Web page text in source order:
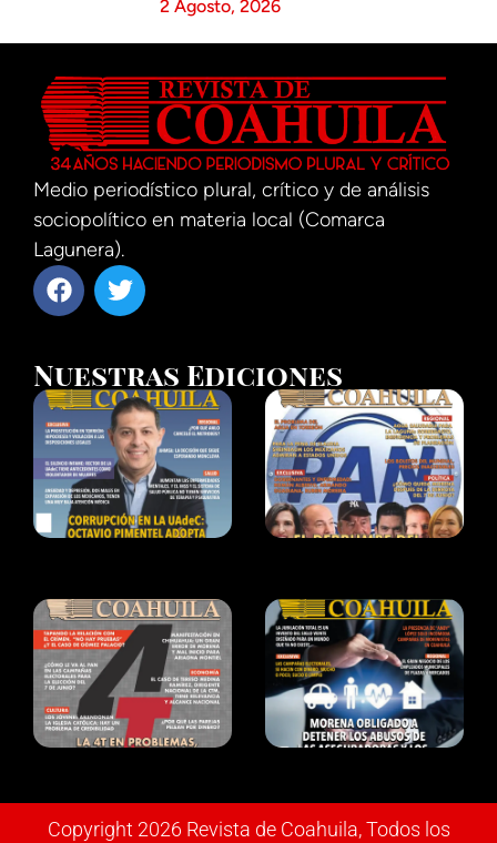
2 Agosto, 2026
Medio periodístico plural, crítico y de análisis
sociopolítico en materia local (Comarca
Lagunera).
Nuestras Ediciones
Copyright 2026 Revista de Coahuila, Todos los